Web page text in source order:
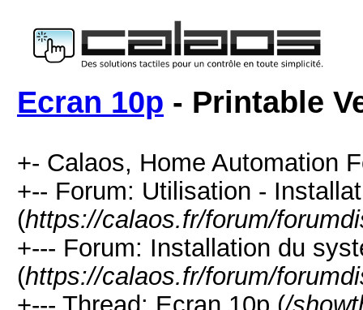
Ecran 10p - Printable
+- Calaos, Home Automation
+-- Forum: Utilisation -
(https://calaos.fr/forum/
+--- Forum: Installation du
(https://calaos.fr/forum/
+--- Thread: Ecran 10p (/